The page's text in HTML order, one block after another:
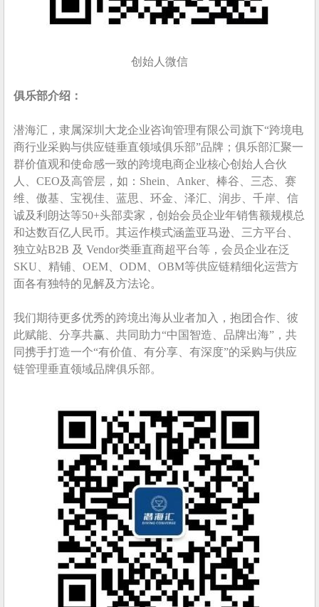
创始人微信
俱乐部介绍：
潜海汇，隶属深圳大龙企业咨询管理有限公司旗下“跨境电
商行业采购与供应链垂直领域俱乐部”品牌；俱乐部汇聚一
群价值观和使命感一致的跨境电商企业核心创始人合伙
人、CEO及高管层，如：Shein、Anker、棒谷、三态、赛
维、傲基、宝视佳、蓝思、环金、泽汇、润步、千岸、信
诚及利朗达等50+头部卖家，创始会员企业年销售额规模总
和达数百亿人民币。其运作模式涵盖亚马逊、三方平台、
独立站B2B 及 Vendor类垂直商超平台等，会员企业在泛
SKU、精铺、OEM、ODM、OBM等供应链精细化运营方
面各有独特的见解及方法论。
我们期待更多优秀的跨境出海从业者加入，抱团合作、彼
此赋能、分享共赢、共同助力“中国智造、品牌出海”，共
同携手打造一个“有价值、有分享、有深度”的采购与供应
链管理垂直领域品牌俱乐部。